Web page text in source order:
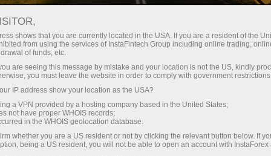
С InstaForex вы получаете
конкурентным возможностям:
кредитное плечо до 1:5000, одни
из лучших спредов и комиссий
на рынке, а также
привлекательные условия для
торговли акциями и индексами
Бонус 30%
на каждый депозит
Скорость
в трейдинге и на трассе
shows that you are currently located in the USA. If you are a resident of the
from using the services of InstaFintech Group including online trading,
of funds, etc.
are seeing this message by mistake and your location is not the US, kindly
you must leave the website in order to comply with government
IP address show your location as the USA?
a VPN provided by a hosting company based in the United States;
not have proper WHOIS records;
in the WHOIS geolocation database.
whether you are a US resident or not by clicking the relevant button below. If
being a US resident, you will not be able to open an account with InstaForex